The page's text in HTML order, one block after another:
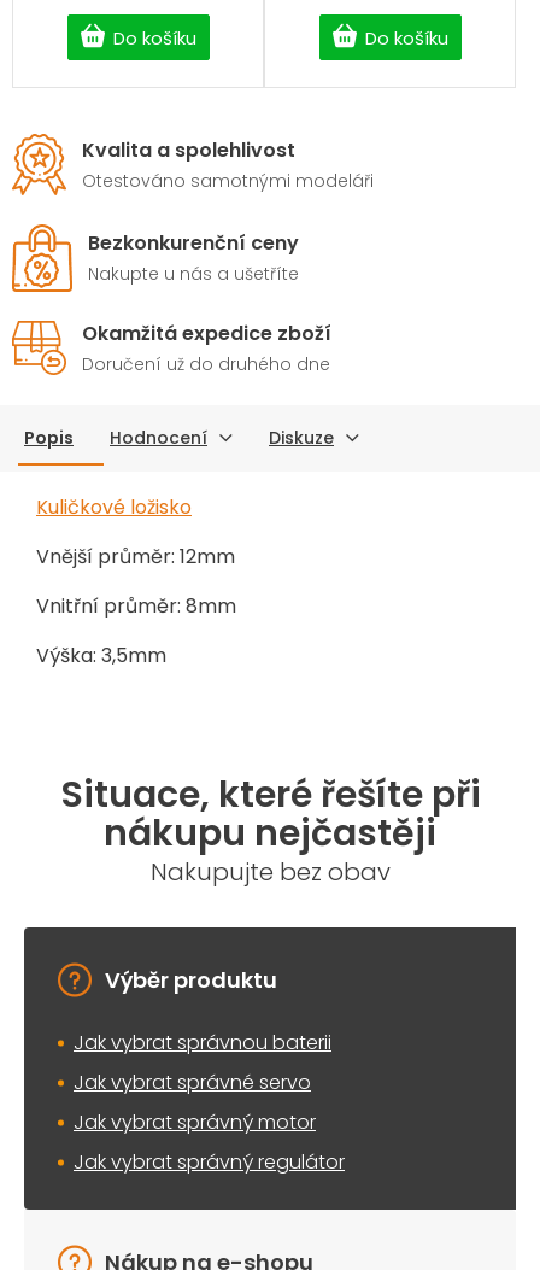
Do košíku Do košíku
Kvalita a spolehlivost
Otestováno samotnými modeláři
Bezkonkurenční ceny
Nakupte u nás a ušetříte
Okamžitá expedice zboží
Doručení už do druhého dne
Popis Hodnocení Diskuze
Kuličkové ložisko
Vnější průměr: 12mm
Vnitřní průměr: 8mm
Výška: 3,5mm
Situace, které řešíte při
nákupu nejčastěji
Nakupujte bez obav
Výběr produktu
Jak vybrat správnou baterii
Jak vybrat správné servo
Jak vybrat správný motor
Jak vybrat správný regulátor
Nákup na e-shopu